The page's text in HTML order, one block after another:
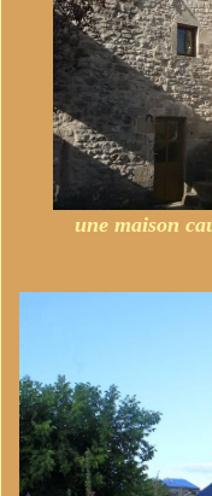
une maison